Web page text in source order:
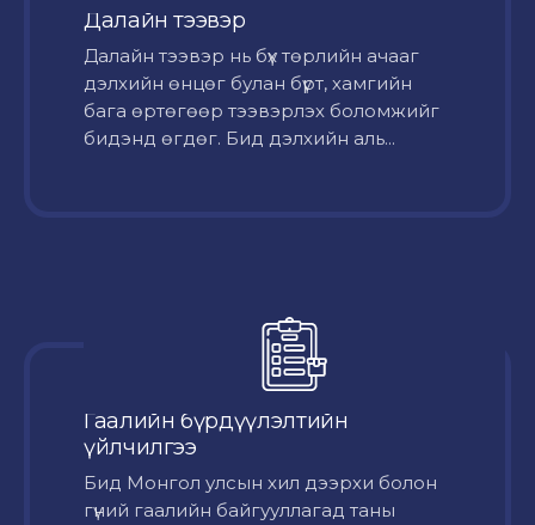
Далайн тээвэр
Далайн тээвэр нь бүх төрлийн ачааг
дэлхийн өнцөг булан бүрт, хамгийн
бага өртөгөөр тээвэрлэх боломжийг
бидэнд өгдөг. Бид дэлхийн аль...
Гаалийн бүрдүүлэлтийн
үйлчилгээ
Бид Монгол улсын хил дээрхи болон
гүний гаалийн байгууллагад таны